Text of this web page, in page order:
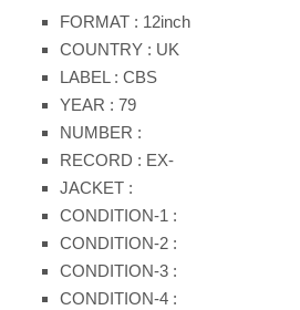
FORMAT : 12inch
COUNTRY : UK
LABEL : CBS
YEAR : 79
NUMBER :
RECORD : EX-
JACKET :
CONDITION-1 :
CONDITION-2 :
CONDITION-3 :
CONDITION-4 :